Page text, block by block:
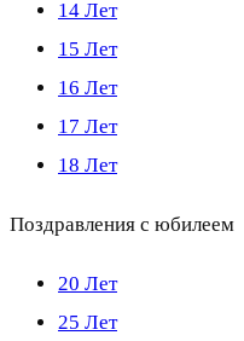
14 Лет
15 Лет
16 Лет
17 Лет
18 Лет
Поздравления с юбилеем
20 Лет
25 Лет